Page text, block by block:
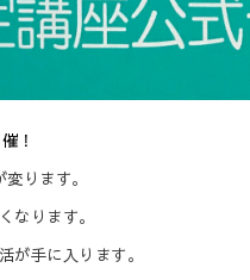
！
ります。
なります。
が手に入ります。